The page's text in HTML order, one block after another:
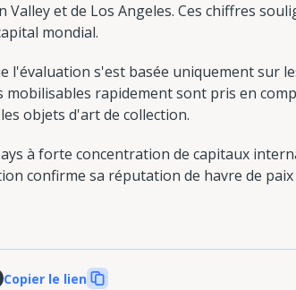
Valley et de Los Angeles. Ces chiffres
mondial.
l'évaluation s'est basée uniquement sur
mobilisables rapidement sont pris en
objets d'art de collection.
à forte concentration de capitaux
confirme sa réputation de havre de
Copier le lien